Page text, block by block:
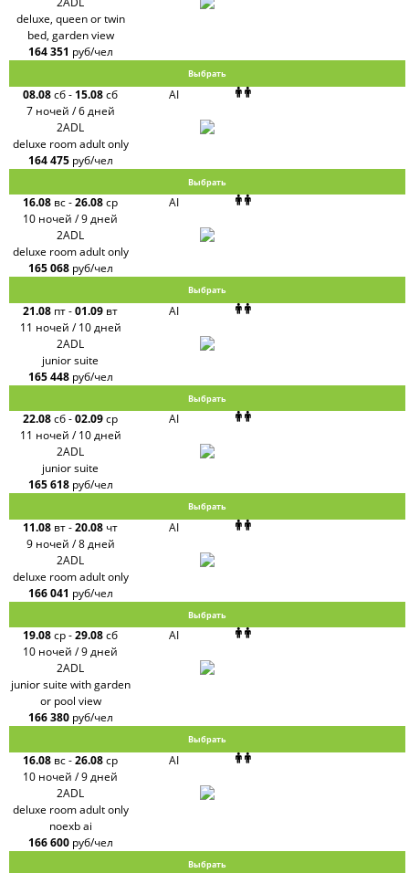
deluxe, queen or twin
bed, garden view
164 351 руб/чел
Выбрать
08.08сб- 15.08сб
7 ночей / 6 дней
AI
2ADL
deluxe room adult only
164 475 руб/чел
Выбрать
16.08 вс-26.08ср
10 ночей / 9 дней
AI
2ADL
deluxe room adult only
165 068 руб/чел
Выбрать
21.08 пт-01.09 вт
11 ночей / 10 дней
AI
2ADL
junior suite
165 448 руб/чел
Выбрать
22.08сб-02.09ср
11 ночей / 10 дней
AI
2ADL
junior suite
165 618 руб/чел
Выбрать
11.08 вт-20.08 чт
9 ночей / 8 дней
AI
2ADL
deluxe room adult only
166 041 руб/чел
Выбрать
19.08ср-29.08сб
10 ночей / 9 дней
AI
2ADL
junior suite with garden
or pool view
166 380 руб/чел
Выбрать
16.08 вс-26.08ср
10 ночей / 9 дней
AI
2ADL
deluxe room adult only
noexb ai
166 600 руб/чел
Выбрать